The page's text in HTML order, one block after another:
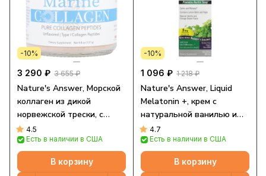
-10%
3 290 ₽ 3 655 ₽
Nature's Answer, Морской
коллаген из дикой
норвежской трески, с
нейтральным вкусом, 137 г
(4,8 унции)
4.5
Есть в наличии в США
В корзину
-10%
1 096 ₽ 1 218 ₽
Nature's Answer, Liquid
Melatonin +, крем с
натуральной ванилью и
апельсином, 5 мг, 60 мл (2
жидк. Унции)
4.7
Есть в наличии в США
В корзину